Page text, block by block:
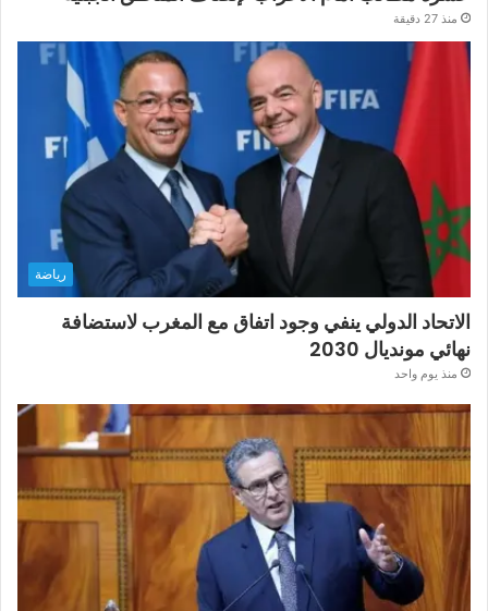
منذ 27 دقيقة
رياضة
الاتحاد الدولي ينفي وجود اتفاق مع المغرب لاستضافة
نهائي مونديال 2030
منذ يوم واحد